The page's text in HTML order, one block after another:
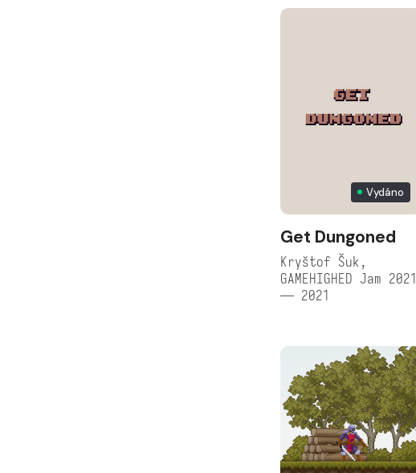
Vydáno
Get Dungoned
Kryštof Šuk,
GAMEHIGHED Jam 2021
— 2021